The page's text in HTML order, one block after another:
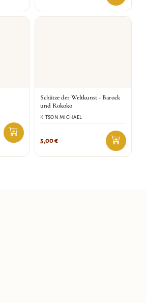
Schätze der Weltkunst - Barock
und Rokoko
KITSON MICHAEL
5,00€